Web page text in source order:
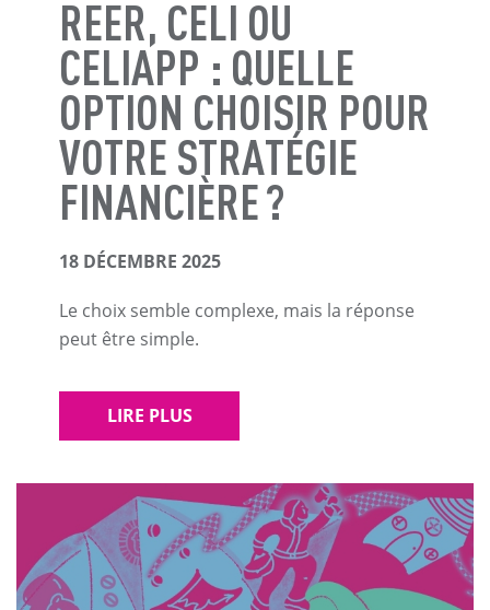
REER, CELI OU
CELIAPP : QUELLE
OPTION CHOISIR POUR
VOTRE STRATÉGIE
FINANCIÈRE ?
18 DÉCEMBRE 2025
Le choix semble complexe, mais la réponse
peut être simple.
LIRE PLUS